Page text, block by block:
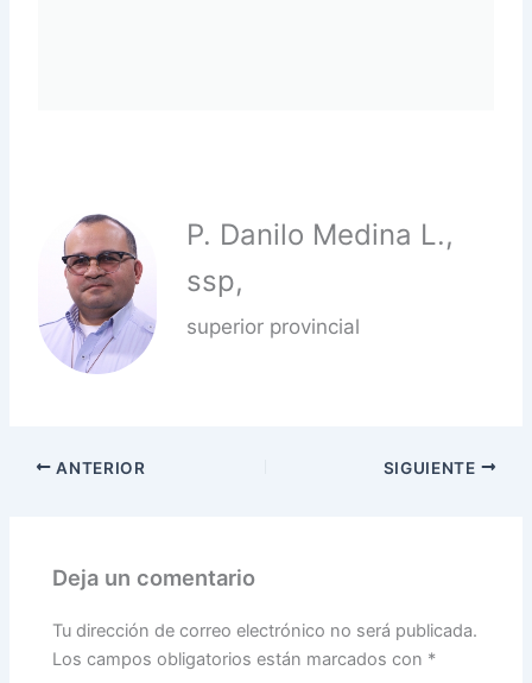
P. Danilo Medina L.,
ssp,
superior provincial
ANTERIOR SIGUIENTE
Deja un comentario
Tu dirección de correo electrónico no será publicada.
Los campos obligatorios están marcados con *